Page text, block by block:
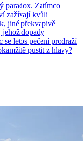
paradox. Zatímco
zažívají kvůli
jiné překvapivě
jehož dopady
se letos pečení prodraží
pustit z hlavy?